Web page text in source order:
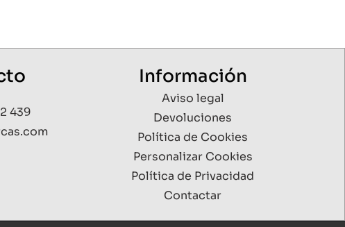
439
Información
Aviso legal
Devoluciones
Política de Cookies
Personalizar Cookies
Política de Privacidad
Contactar